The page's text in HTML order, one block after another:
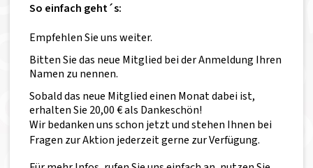
So einfach geht´s:
Empfehlen Sie uns weiter.
Bitten Sie das neue Mitglied bei der Anmeldung Ihren
Namen zu nennen.
Sobald das neue Mitglied einen Monat dabei ist,
erhalten Sie 20,00 € als Dankeschön!
Wir bedanken uns schon jetzt und stehen Ihnen bei
Fragen zur Aktion jederzeit gerne zur Verfügung.